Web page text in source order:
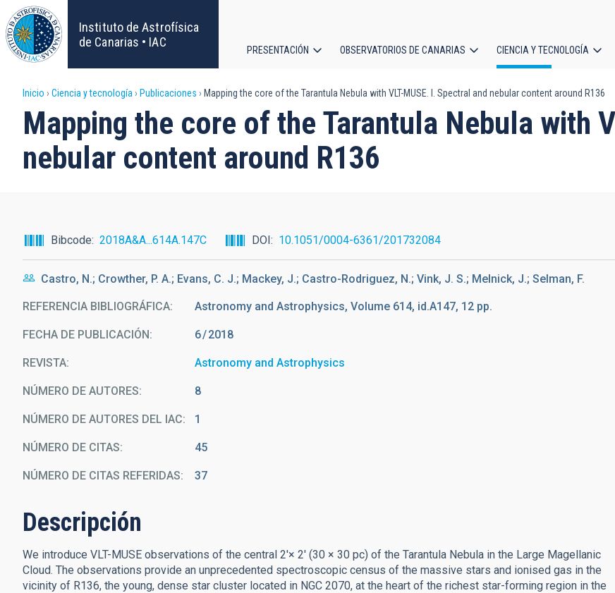
Pasar
al
contenido
principal
Instituto de Astrofísica
de Canarias • IAC
principal
PRESENTACIÓN OBSERVATORIOS DE CANARIAS CIENCIA Y TECNOLOGÍA
Sobrescribir
enlaces
de
a
la
navegación
Inicio Ciencia y tecnología Publicaciones Mapping the core of the Tarantula Nebula with VLT-MUSE. I. Spectral and nebular content around R136
Mapping the core of the Tarantula Nebula with
nebular content around R136
Bibcode 2018A&A...614A.147C DOI 10.1051/0004-6361/201732084
Castro, N.; Crowther, P. A.; Evans, C. J.; Mackey, J.; Castro-Rodriguez, N.; Vink, J. S.; Melnick, J.; Selman, F.
REFERENCIA BIBLIOGRÁFICA Astronomy and Astrophysics, Volume 614, id.A147, 12 pp.
FECHA DE PUBLICACIÓN: 6 2018
REVISTA Astronomy and Astrophysics
NÚMERO DE AUTORES 8
NÚMERO DE AUTORES DEL IAC 1
NÚMERO DE CITAS 45
NÚMERO DE CITAS REFERIDAS 37
Descripción
We introduce VLT-MUSE observations of the central 2'× 2' (30 × 30 pc) of the Tarantula Nebula in the Large Magellanic
Cloud. The observations provide an unprecedented spectroscopic census of the massive stars and ionised gas in the
vicinity of R136, the young, dense star cluster located in NGC 2070, at the heart of the richest star-forming region in the